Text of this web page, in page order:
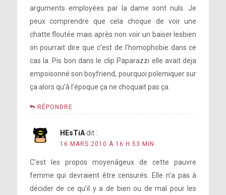
arguments employées par la dame sont nuls. Je
peux comprendre que cela choque de voir une
chatte floutée mais après non voir un baiser lesbien
on pourrait dire que c’est de l’homophobie dans ce
cas la. Pis bon dans le clip Paparazzi elle avait deja
empoisonné son boyfriend, pourquoi polemiquer sur
ça alors qu’à l’époque ça ne choquait pas ça.
RÉPONDRE
HEsTiA dit :
16 MARS 2010 À 16 H 53 MIN
C’est les propos moyenâgeux de cette pauvre
femme qui devraient être censurés. Elle n’a pas à
décider de ce qu’il y a de bien ou de mal pour les